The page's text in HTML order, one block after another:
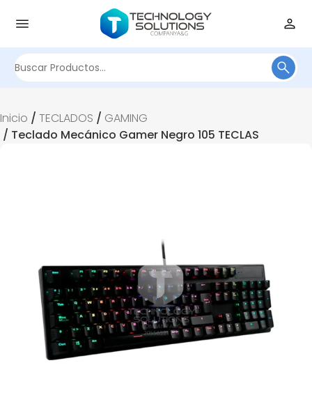
Inicio / TECLADOS / GAMING
/ Teclado Mecánico Gamer Negro 105 TECLAS